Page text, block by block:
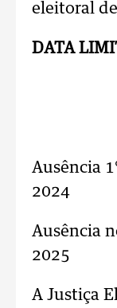
eleitoral
DATA
Ausência
2024
Ausência
2025
A Justiça